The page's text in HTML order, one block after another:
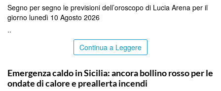
Segno per segno le previsioni dell’oroscopo di Lucia Arena per il
giorno lunedì 10 Agosto 2026
..
Continua a Leggere
Emergenza caldo in Sicilia: ancora bollino rosso per le
ondate di calore e preallerta incendi